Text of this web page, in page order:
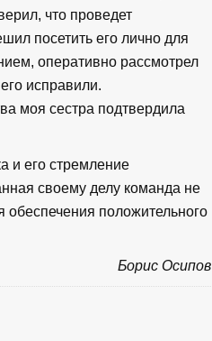
что проведет
посетить его лично для
оперативно рассмотрел
исправили.
моя сестра подтвердила
и его стремление
своему делу команда не
обеспечения положительного
Борис Осипов